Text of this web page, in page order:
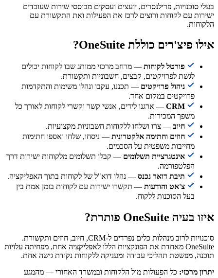
בעלי סוכנויות, פרילנסרים, יועצים ועסקים מבוססי שירות שעובדים
ישירות עם לקוחות ורוצים לרכז את הפעילות ואת התקשורת עם
הלקוחות.
אילו פיצ'רים כוללת OneSuite?
פורטל לקוחות — מרחב מרכזי ממותג שבו לקוחות יכולים
לגשת לפרויקטים, קבצים, חשבוניות ותקשורת.
ניהול פרויקטים — תכננו, עקבו ונהלו משימות והתקדמות
פרויקטים במקום אחד.
CRM — ארגנו לידים, אנשי קשר וקשרי לקוחות לאורך כל
משפך המכירות.
חיוב — צרו ושלחו ללקוחות חשבוניות מקצועיות.
חוזים וחתימה אלקטרונית — ניסחו, שלחו ואספו חתימות
מחייבות משפטית על הסכמים.
אינטגרציית תשלומים — קבלו תשלומים מלקוחות ישירות דרך
הפלטפורמה.
תיבת דואר נכנס — נהלו דוא"ל של לקוחות בתוך האפליקציה.
צ'אט והודעות — תקשרו ישירות עם לקוחות בזמן אמת בין
בעל הסוכנות ללקוח.
איזו בעיה OneSuite פותרת?
סוכנויות לרוב מנהלות כלים נפרדים ל-CRM, חיוב, חוזים ותקשורת.
OneSuite מאחדת את הפונקציות הללו לאפליקציה אחת, מפחיתה עלויות
תוכנה, מפשטת תהליכי עבודה ומעניקה ללקוחות נקודת גישה אחת.
יתרון מרכזי: כל הפעולות מול הלקוחות ובמשרד האחורי — מהמגע